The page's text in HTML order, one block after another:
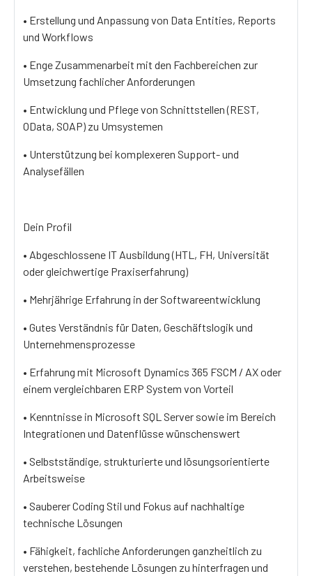
• Erstellung und Anpassung von Data Entities, Reports
und Workflows
• Enge Zusammenarbeit mit den Fachbereichen zur
Umsetzung fachlicher Anforderungen
• Entwicklung und Pflege von Schnittstellen (REST,
OData, SOAP) zu Umsystemen
• Unterstützung bei komplexeren Support- und
Analysefällen
Dein Profil
• Abgeschlossene IT Ausbildung (HTL, FH, Universität
oder gleichwertige Praxiserfahrung)
• Mehrjährige Erfahrung in der Softwareentwicklung
• Gutes Verständnis für Daten, Geschäftslogik und
Unternehmensprozesse
• Erfahrung mit Microsoft Dynamics 365 FSCM / AX oder
einem vergleichbaren ERP System von Vorteil
• Kenntnisse in Microsoft SQL Server sowie im Bereich
Integrationen und Datenflüsse wünschenswert
• Selbstständige, strukturierte und lösungsorientierte
Arbeitsweise
• Sauberer Coding Stil und Fokus auf nachhaltige
technische Lösungen
• Fähigkeit, fachliche Anforderungen ganzheitlich zu
verstehen, bestehende Lösungen zu hinterfragen und